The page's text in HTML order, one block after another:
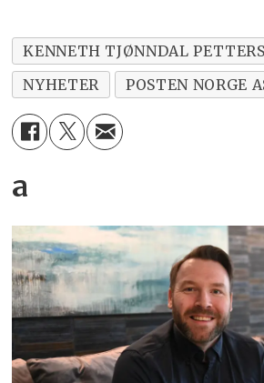
KENNETH TJØNNDAL
NYHETER
POSTEN NORGE
a